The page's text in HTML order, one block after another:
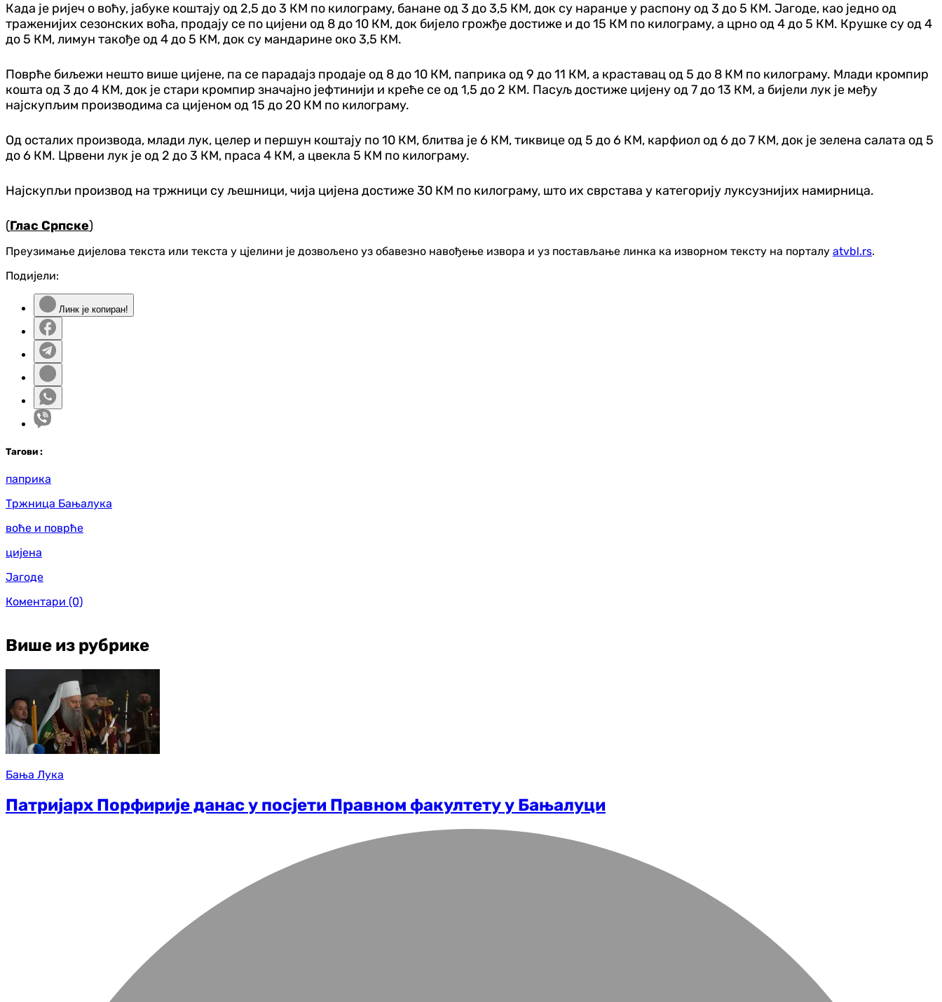
Када је ријеч о воћу, јабуке коштају од 2,5 до 3 КМ по килограму, банане од 3 до 3,5 КМ, док су наранџе у распону од 3 до 5 КМ. Јагоде, као једно од
траженијих сезонских воћа, продају се по цијени од 8 до 10 КМ, док бијело грожђе достиже и до 15 КМ по килограму, а црно од 4 до 5 КМ. Крушке су од 4
до 5 КМ, лимун такође од 4 до 5 КМ, док су мандарине око 3,5 КМ.
Поврће биљежи нешто више цијене, па се парадајз продаје од 8 до 10 КМ, паприка од 9 до 11 КМ, а краставац од 5 до 8 КМ по килограму. Млади кромпир
кошта од 3 до 4 КМ, док је стари кромпир значајно јефтинији и креће се од 1,5 до 2 КМ. Пасуљ достиже цијену од 7 до 13 КМ, а бијели лук је међу
најскупљим производима са цијеном од 15 до 20 КМ по килограму.
Од осталих производа, млади лук, целер и першун коштају по 10 КМ, блитва је 6 КМ, тиквице од 5 до 6 КМ, карфиол од 6 до 7 КМ, док је зелена салата од 5
до 6 КМ. Црвени лук је од 2 до 3 КМ, праса 4 КМ, а цвекла 5 КМ по килограму.
Најскупљи производ на тржници су љешници, чија цијена достиже 30 КМ по килограму, што их сврстава у категорију луксузнијих намирница.
(Глас Српске)
Преузимање дијелова текста или текста у цјелини је дозвољено уз обавезно навођење извора и уз постављање линка ка изворном тексту на порталу atvbl.rs.
Подијели:
Линк је копиран!
Тагови :
паприка
Тржница Бањалука
воће и поврће
цијена
Јагоде
Коментари (0)
Више из рубрике
Бања Лука
Патријарх Порфирије данас у посјети Правном факултету у Бањалуци